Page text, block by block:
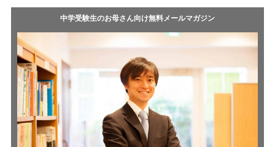
中学受験生のお母さん向け無料メールマガジン